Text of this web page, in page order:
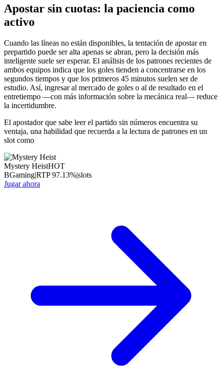
Apostar sin cuotas: la paciencia como
activo
Cuando las líneas no están disponibles, la tentación de apostar en
prepartido puede ser alta apenas se abran, pero la decisión más
inteligente suele ser esperar. El análisis de los patrones recientes de
ambos equipos indica que los goles tienden a concentrarse en los
segundos tiempos y que los primeros 45 minutos suelen ser de
estudio. Así, ingresar al mercado de goles o al de resultado en el
entretiempo —con más información sobre la mecánica real— reduce
la incertidumbre.
El apostador que sabe leer el partido sin números encuentra su
ventaja, una habilidad que recuerda a la lectura de patrones en un
slot como
Mystery HeistHOT
BGaming|RTP97.13%|slots
Jugar ahora